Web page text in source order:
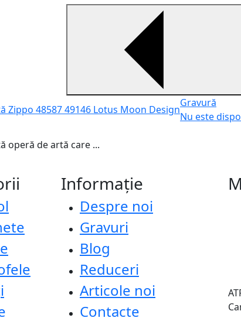
Gravură
Nu este
operă de artă care ...
Informație
Despre noi
Gravuri
Blog
Reduceri
Articole noi
Contacte